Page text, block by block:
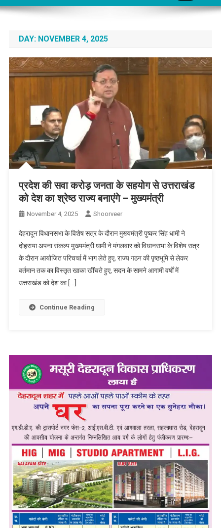
DAY: NOVEMBER 4, 2025
प्रदेश की सवा करोड़ जनता के सहयोग से उत्तराखंड
को देश का श्रेष्ठ राज्य बनाएंगे – मुख्यमंत्री
November 4, 2025 Shoorveer
देहरादून विधानसभा के विशेष सत्र के दौरान मुख्यमंत्री पुष्कर सिंह धामी ने
दोहराया अपना संकल्प मुख्यमंत्री धामी ने मंगलवार को विधानसभा के विशेष सत्र
के दौरान आयोजित परिचर्चा में भाग लेते हुए, राज्य गठन की पृष्ठभूमि से लेकर
वर्तमान तक का विस्तृत खाका खींचते हुए, सदन के सामने आगामी वर्षों में
उत्तराखंड को देश का […]
Continue Reading